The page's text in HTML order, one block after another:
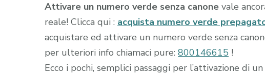
Attivare un numero verde senza canone vale
reale! Clicca qui : acquista numero verde
acquistare ed attivare un numero verde senza
per ulteriori info chiamaci pure: 800146615 !
Ecco i pochi, semplici passaggi per l’attivazione di